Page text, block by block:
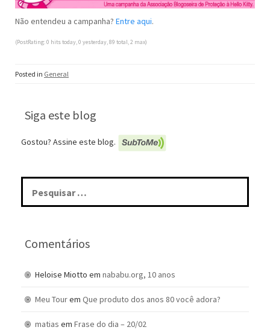
Não entendeu a campanha? Entre aqui.
(PostRating: 0 hits today, 0 yesterday, 89 total, 2 max)
Posted in General
Siga este blog
Gostou? Assine este blog.
Pesquisar
por:
Comentários
Heloise Miotto em nababu.org, 10 anos
Meu Tourem Que produto dos anos 80 você adora?
matias em Frase do dia – 20/02